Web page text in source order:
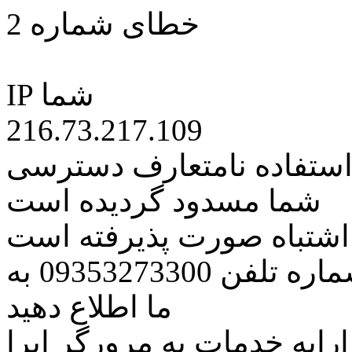
خطای شماره 2
IP شما
216.73.217.109
نامتعارف دسترسی
شما مسدود گردیده است
اشتباه صورت پذیرفته است
مراتب این مسئله را از طریق شماره تلفن 09353273300 به
ما اطلاع دهید
خدمات به مرورگر اپرا